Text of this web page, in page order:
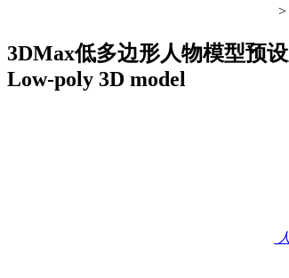
>
3DMax低多边形人物模型预
Low-poly 3D model